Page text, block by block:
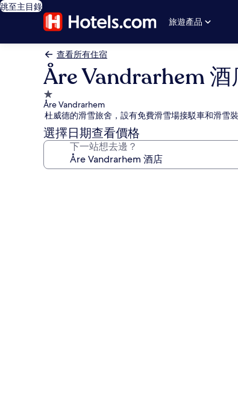
跳至主目錄
旅遊產品
查看所有住宿
Åre Vandrarhem 酒
1.0
星
級
住
宿
Åre Vandrarhem
杜威德的滑雪旅舍，設有免費滑雪場接駁車和滑雪
選擇日期查看價格
下一站想去邊？